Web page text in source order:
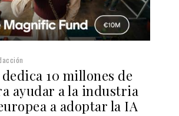
10 millones de
ayudar a la industria
a adoptar la IA